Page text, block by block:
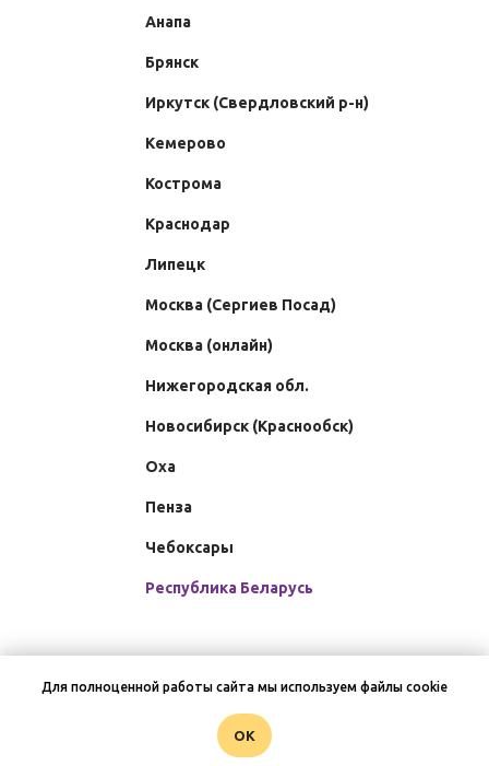
Пенза
Иркутск (Свердловский р-н)
Анапа
Брянск
Кемерово
Новосибирск (Краснообск)
Москва (онлайн)
Нижегородская обл.
Липецк
Республика Беларусь
Чебоксары
Кострома
Краснодар
Москва (Сергиев Посад)
Оха
Для полноценной работы сайта мы используем файлы cookie
OK